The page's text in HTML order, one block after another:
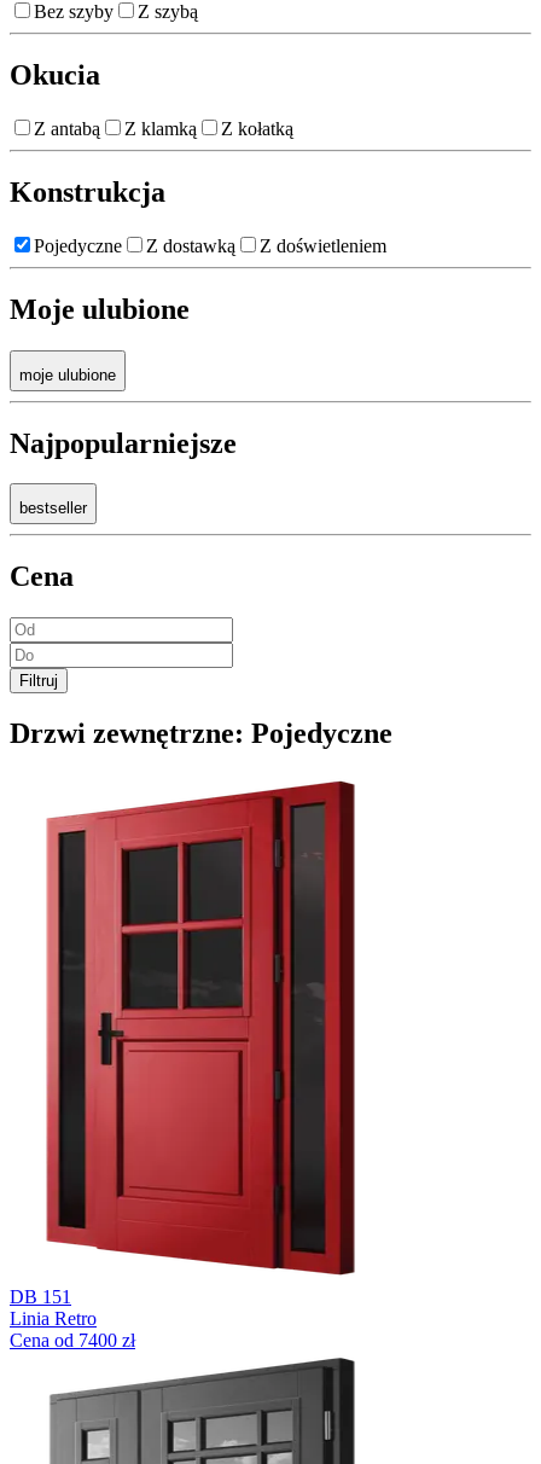
Bez szyby Z szybą
Okucia
Z antabą Z klamką Z kołatką
Konstrukcja
Pojedyczne Z dostawką Z doświetleniem
Moje ulubione
moje ulubione
Najpopularniejsze
bestseller
Cena
Filtruj
Drzwi zewnętrzne: Pojedyczne
DB 151
Linia Retro
Cena od 7400 zł